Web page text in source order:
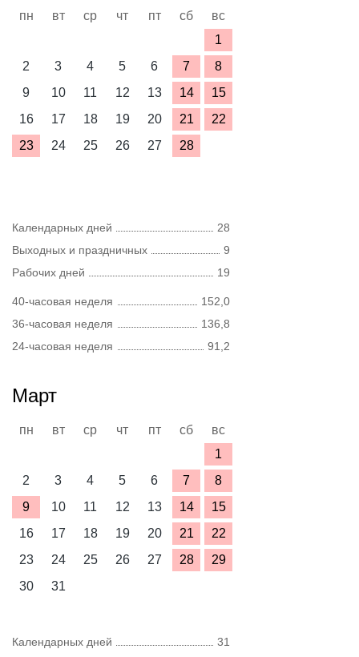
пн вт ср чт пт сб
вс
1
2
3 4 5 6 7
8
9
10 11 12 13 14
15
16
17 18 19 20 21
22
23
24 25 26 27 28
Календарных дней
28
Выходных и праздничных
9
Рабочих дней
19
40-часовая неделя
152,0
36-часовая неделя
136,8
24-часовая неделя
91,2
Март
пн вт ср чт пт сб
вс
1
2
3 4 5 6 7
8
9
10 11 12 13 14
15
16
17 18 19 20 21
22
23
24 25 26 27 28
29
30
31
Календарных дней
31